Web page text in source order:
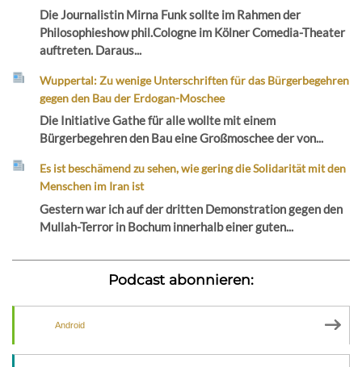
Die Journalistin Mirna Funk sollte im Rahmen der
Philosophieshow phil.Cologne im Kölner Comedia-Theater
auftreten. Daraus...
Wuppertal: Zu wenige Unterschriften für das Bürgerbegehren
gegen den Bau der Erdogan-Moschee
Die Initiative Gathe für alle wollte mit einem
Bürgerbegehren den Bau eine Großmoschee der von...
Es ist beschämend zu sehen, wie gering die Solidarität mit den
Menschen im Iran ist
Gestern war ich auf der dritten Demonstration gegen den
Mullah-Terror in Bochum innerhalb einer guten...
Podcast abonnieren:
Android